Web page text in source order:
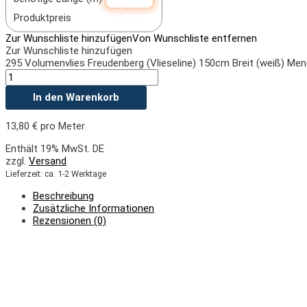
Produktpreis
Zur Wunschliste hinzufügenVon Wunschliste entfernen
Zur Wunschliste hinzufügen
295 Volumenvlies Freudenberg (Vlieseline) 150cm Breit (weiß)
In den Warenkorb
13,80 € pro Meter
Enthält 19% MwSt. DE
zzgl. Versand
Lieferzeit: ca. 1-2 Werktage
Beschreibung
Zusätzliche Informationen
Rezensionen (0)